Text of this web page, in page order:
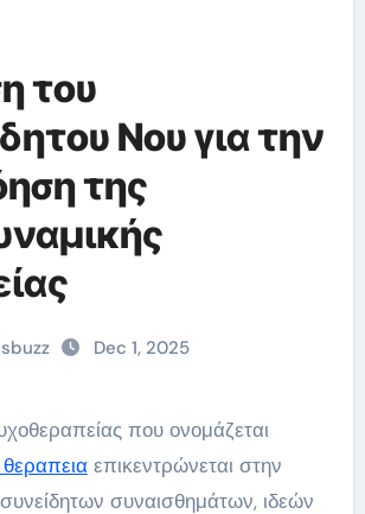
του
Νου για την
της
Dec 1, 2025
που ονομάζεται
επικεντρώνεται στην
συναισθημάτων, ιδεών